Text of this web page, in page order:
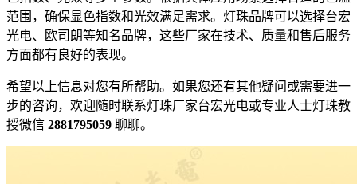
范围，确保显色指数和光效满足需求。灯珠品牌可以选择台宏
光电、欧司朗等知名品牌，这些厂家在技术、质量和售后服务
方面都有良好的表现。
希望以上信息对您有所帮助。如果您还有其他疑问或需要进一
步的咨询，欢迎随时联系灯珠厂家台宏光电或专业人士灯珠教
授微信 2881795059 聊聊。